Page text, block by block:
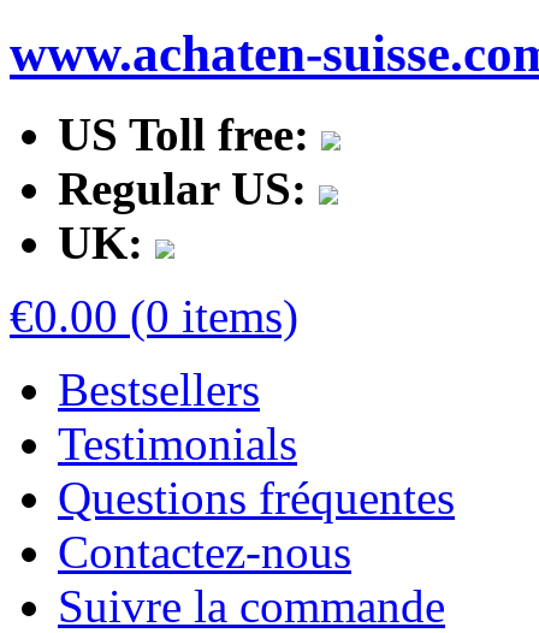
www.achaten-
US Toll free:
Regular US:
UK:
€0.00 (0 items)
Bestsellers
Testimonials
Questions fréquentes
Contactez-nous
Suivre la commande